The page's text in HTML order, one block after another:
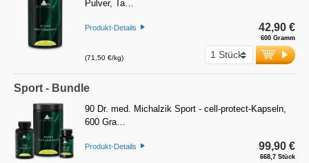
Pulver, Ta…
Produkt-Details
(71,50 €/kg)
600 Gramm
42,90 €
Sport - Bundle
90 Dr. med. Michalzik Sport - cell-protect-Kapseln,
600 Gra…
Produkt-Details
668,7 Stück
99,90 €